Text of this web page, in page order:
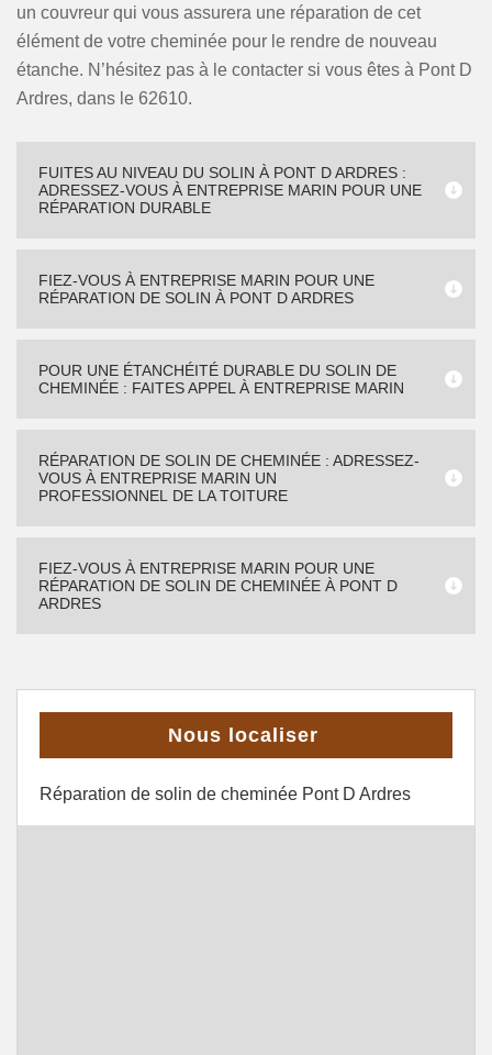
un couvreur qui vous assurera une réparation de cet
élément de votre cheminée pour le rendre de nouveau
étanche. N’hésitez pas à le contacter si vous êtes à Pont D
Ardres, dans le 62610.
FUITES AU NIVEAU DU SOLIN À PONT D ARDRES :
ADRESSEZ-VOUS À ENTREPRISE MARIN POUR UNE
RÉPARATION DURABLE
FIEZ-VOUS À ENTREPRISE MARIN POUR UNE
RÉPARATION DE SOLIN À PONT D ARDRES
POUR UNE ÉTANCHÉITÉ DURABLE DU SOLIN DE
CHEMINÉE : FAITES APPEL À ENTREPRISE MARIN
RÉPARATION DE SOLIN DE CHEMINÉE : ADRESSEZ-
VOUS À ENTREPRISE MARIN UN
PROFESSIONNEL DE LA TOITURE
FIEZ-VOUS À ENTREPRISE MARIN POUR UNE
RÉPARATION DE SOLIN DE CHEMINÉE À PONT D
ARDRES
Nous localiser
Réparation de solin de cheminée Pont D Ardres